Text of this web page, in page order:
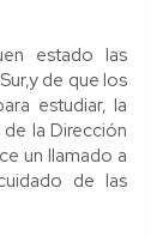
estado las
de que los
estudiar, la
la Dirección
un llamado a
de las